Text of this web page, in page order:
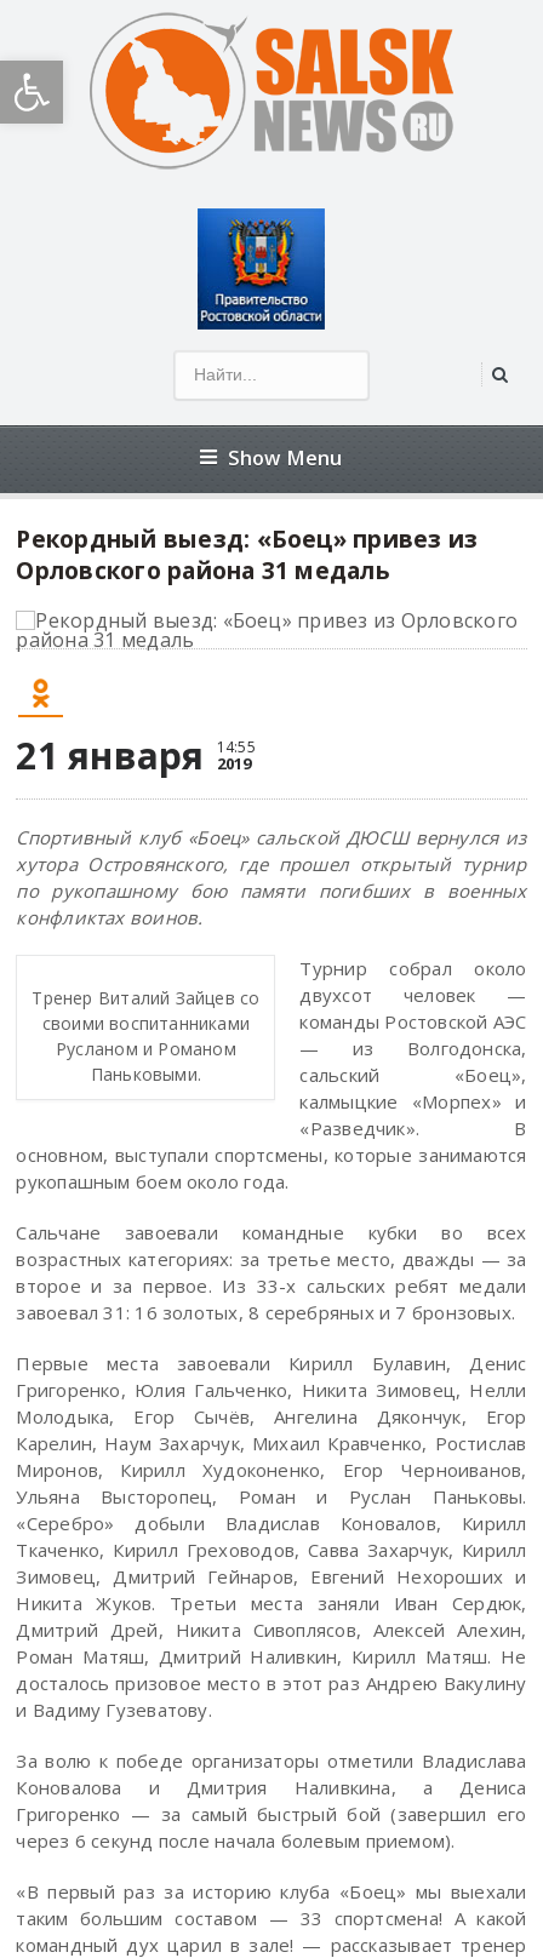
Открыть панель инструментов
Show Menu
Рекордный выезд: «Боец» привез из
Орловского района 31 медаль
21 января 14:55
2019
Спортивный клуб «Боец» сальской ДЮСШ вернулся из
хутора Островянского, где прошел открытый турнир
по рукопашному бою памяти погибших в военных
конфликтах воинов.
Тренер Виталий Зайцев со
своими воспитанниками
Русланом и Романом
Паньковыми.
Турнир собрал около
двухсот человек —
команды Ростовской АЭС
— из Волгодонска,
сальский «Боец»,
калмыцкие «Морпех» и
«Разведчик». В
основном, выступали спортсмены, которые занимаются
рукопашным боем около года.
Сальчане завоевали командные кубки во всех
возрастных категориях: за третье место, дважды — за
второе и за первое. Из 33-х сальских ребят медали
завоевал 31: 16 золотых, 8 серебряных и 7 бронзовых.
Первые места завоевали Кирилл Булавин, Денис
Григоренко, Юлия Гальченко, Никита Зимовец, Нелли
Молодыка, Егор Сычёв, Ангелина Дякончук, Егор
Карелин, Наум Захарчук, Михаил Кравченко, Ростислав
Миронов, Кирилл Худоконенко, Егор Черноиванов,
Ульяна Высторопец, Роман и Руслан Паньковы.
«Серебро» добыли Владислав Коновалов, Кирилл
Ткаченко, Кирилл Греховодов, Савва Захарчук, Кирилл
Зимовец, Дмитрий Гейнаров, Евгений Нехороших и
Никита Жуков. Третьи места заняли Иван Сердюк,
Дмитрий Дрей, Никита Сивоплясов, Алексей Алехин,
Роман Матяш, Дмитрий Наливкин, Кирилл Матяш. Не
досталось призовое место в этот раз Андрею Вакулину
и Вадиму Гузеватову.
За волю к победе организаторы отметили Владислава
Коновалова и Дмитрия Наливкина, а Дениса
Григоренко — за самый быстрый бой (завершил его
через 6 секунд после начала болевым приемом).
«В первый раз за историю клуба «Боец» мы выехали
таким большим составом — 33 спортсмена! А какой
командный дух царил в зале! — рассказывает тренер